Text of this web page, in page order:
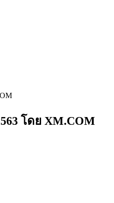
โดย XM.COM